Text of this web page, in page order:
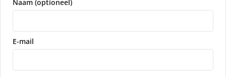
Naam (optioneel)
E-mail